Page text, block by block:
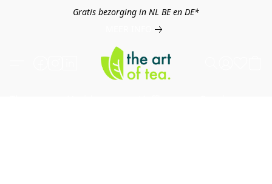
Gratis bezorging in NL BE en DE*